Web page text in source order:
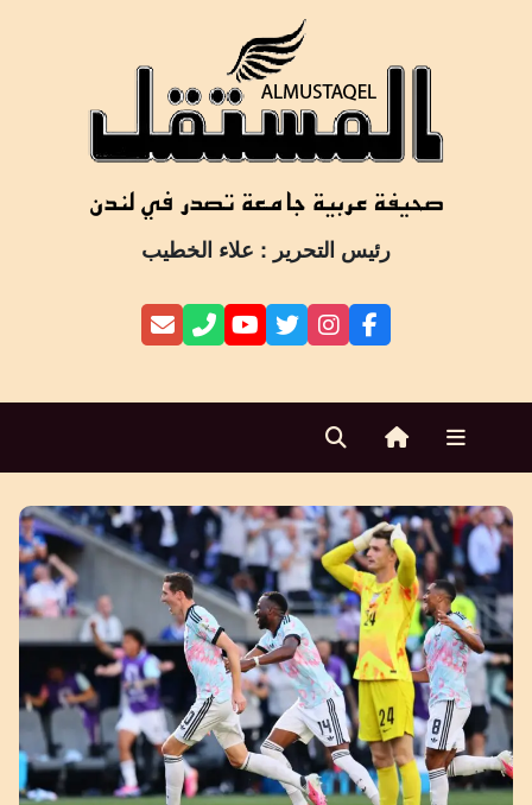
رئيس التحرير : علاء الخطيب